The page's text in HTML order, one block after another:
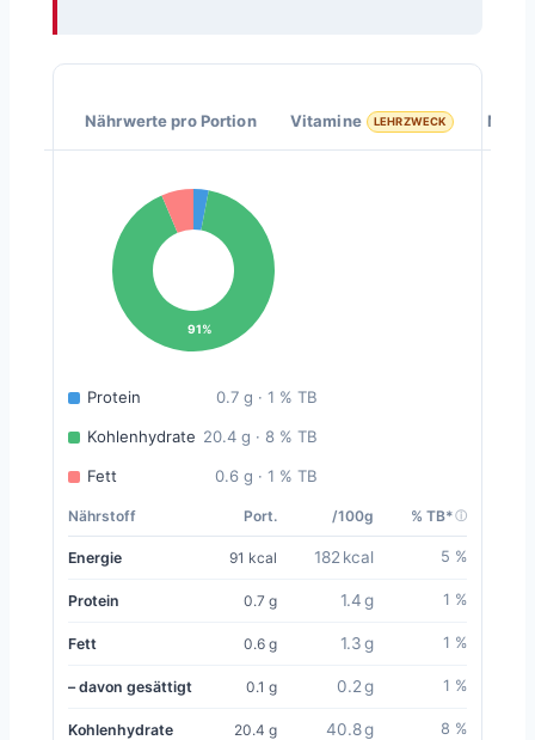
Nährwerte pro Portion Vitamine LEHRZWECK
91%
Protein 0.7 g · 1 % TB
Kohlenhydrate 20.4 g · 8 % TB
Fett 0.6 g · 1 % TB
Nährstoff Port. /100g % TB*
Energie 91 kcal 182 kcal 5 %
Protein 0.7 g 1.4 g 1 %
Fett 0.6 g 1.3 g 1 %
– davon gesättigt 0.1 g 0.2 g 1 %
Kohlenhydrate 20.4 g 40.8 g 8 %